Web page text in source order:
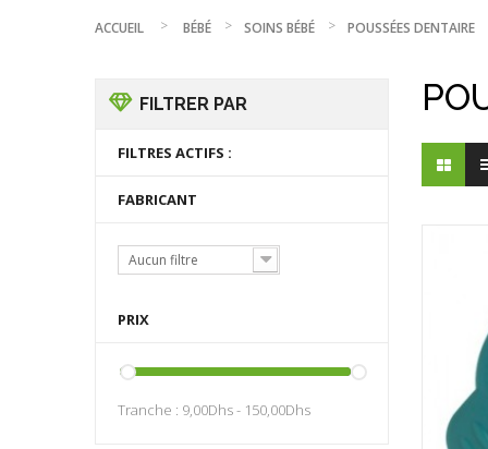
ACCUEIL BÉBÉ SOINS BÉBÉ POUSSÉES DENTAIRE
FILTRER PAR
FILTRES ACTIFS :
FABRICANT
Aucun filtre
PRIX
Tranche : 9,00Dhs - 150,00Dhs